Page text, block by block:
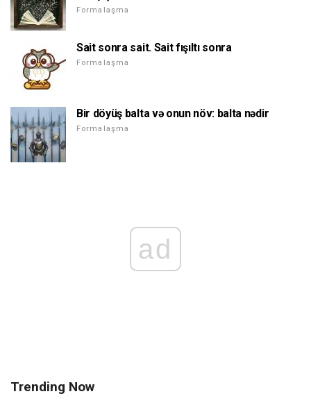
Formalaşma
Sait sonra sait. Sait fışıltı sonra
Formalaşma
Bir döyüş balta və onun növ: balta nədir
Formalaşma
ad
Trending Now